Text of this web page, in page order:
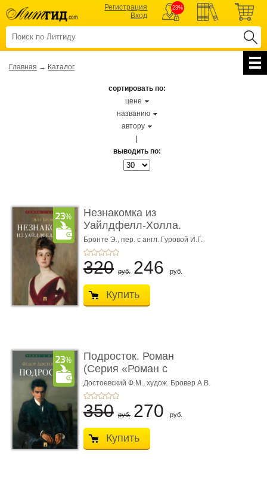
Регистрация
Вход
23%
Главная → Каталог
сортировать по:
цене
названию
автору
выводить по:
Незнакомка из
Уайлдфелл-Холла.
Роман (Серия «Р� ...
Бронте Э., пер. с англ. Гуровой И.Г.
320 руб. 246 руб.
Купить
Подросток. Роман
(Серия «Роман с
книгой»)
Достоевский Ф.М., худож. Бровер А.В.
350 руб. 270 руб.
Купить